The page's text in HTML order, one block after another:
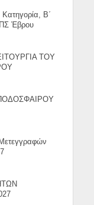
Β΄
Έβρου
ΤΟΥ
Μετεγγραφών